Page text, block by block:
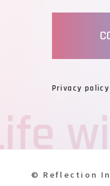
Privacy policy
©️ Reflection